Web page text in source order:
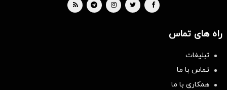
راه های تماس
تبلیغات
تماس با ما
همکاری با ما